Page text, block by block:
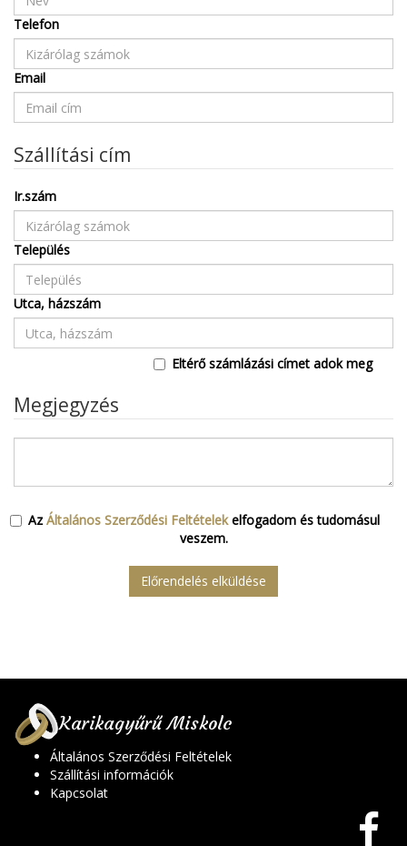
Telefon
Email
Szállítási cím
Ir.szám
Település
Utca, házszám
Eltérő számlázási címet adok meg
Megjegyzés
AzÁltalános Szerződési Feltételekelfogadom és tudomásul
veszem.
Előrendelés elküldése
Karikagyűrű Miskolc
Általános Szerződési Feltételek
Szállítási információk
Kapcsolat